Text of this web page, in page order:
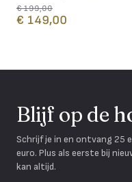
€ 199,00
€ 149,00
Blijf op de
Schrijf je in en ontvang 25
euro. Plus als eerste bij
kan altijd.